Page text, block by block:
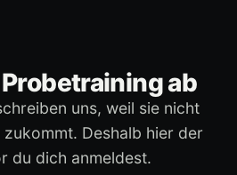
ab
uns, weil sie nicht
Deshalb hier der
du dich anmeldest.